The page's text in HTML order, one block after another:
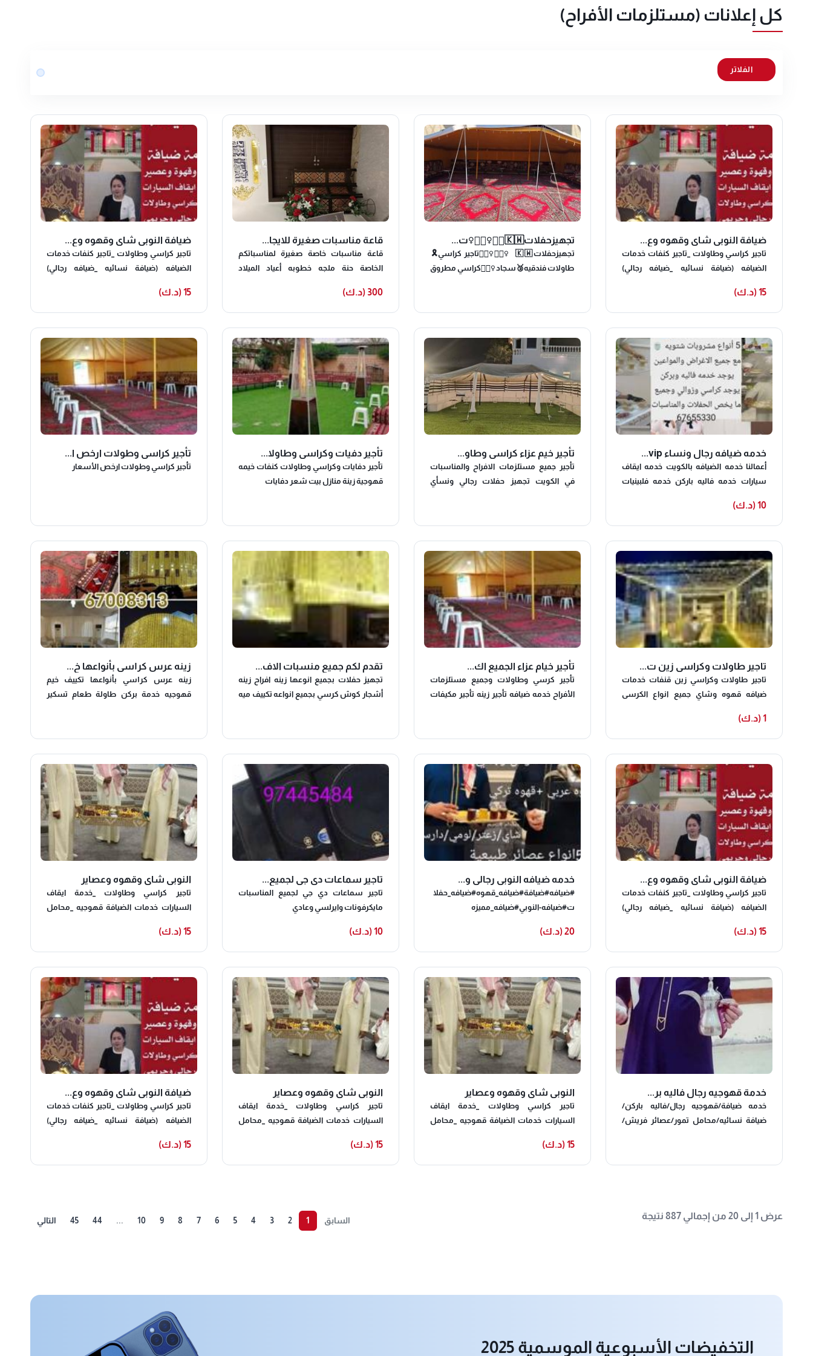
كل إعلانات (مستلزمات الأفراح)
الفلاتر
ضيافة النوبي شاي وقهوه وع...
تاجير كراسي وطاولات _تاجير كنفات خدمات
الضيافه (ضيافة نسائيه _ضيافه رجالي)
لتنفيذ طاباتكم ويشرفنا اتصالكم
15 (د.ك)
تجهيزحفلات🇰🇼🏃🏻‍♀🏃🏻‍♀ت...
تجهيزحفلات🇰🇼🏃🏻‍♀🏃🏻‍♀تاجير كراسي🎗
طاولات فندقيه🥉سجاد🚣🏽‍♀كراسي مطروق
💡زينة منازل📢دي جي نسائي ورجالي🎗
بنشات_قنف👀احدث الكوش🌹خدمة باركنج
🌹تجهيز_استقبال🌷سيتي كررر🌺جميع
مستلزمات الافراح👍🏻👍🏻👍🏻للتواصل
واتسابhttps://instagram.com/mmaehe
b_ftrh?utm_medium=copy_link
https://www.instagram.com/p/Cd3RTcf
I0dp/?igshid=MDJmNzVkMjY=
قاعة مناسبات صغيرة للايجا...
قاعة مناسبات خاصة صغيرة لمناسباتكم
الخاصة حنة ملجه خطوبه أعياد الميلاد
موتمرات اجتماعات و كثير من المناسبات
الخاصة تتسع ل ٧٠ شخص مع بوفية و ١٠٠
شخص بدون بوفيه متوفر جميع خدمات
مستلزمات الافراح و البوفية
300 (د.ك)
ضيافة النوبي شاي وقهوه وع...
تاجير كراسي وطاولات _تاجير كنفات خدمات
الضيافه (ضيافة نسائيه _ضيافه رجالي)
لتنفيذ طاباتكم ويشرفنا اتصالكم
15 (د.ك)
خدمه ضيافه رجال ونساء vip...
أعمالنا خدمه الضيافه بالكويت خدمه ايقاف
سيارات خدمه فاليه باركن خدمه فلبينيات
خدمه استقبالات رجال نساء ايجار خيام
للمناسبات خدمه قهوجيه للعزاء بالكويت
خدمه ضيافه نسائيه بالكويت شاي قهوه
عصائر محامل تمور فلبينيات اندونسيات
حبشيات النوبي للضيافه و المناسبات
10 (د.ك)
تأجير خيم عزاء كراسي وطاو...
تأجير جميع مستلزمات الافراح والمناسبات
في الكويت تجهيز حفلات رجالي ونسأي
تأجير دفيات وكراسي وطاولا...
تأجير دفايات وكراسي وطاولات كنفات خيمه
قهوجية زينة منازل بيت شعر دفايات
تأجير كراسي وطولات ارخص ا...
تأجير كراسي وطولات ارخص الأسعار
تاجير طاولات وكراسي زين ت...
تاجير طاولات وكراسي زين قنفات خدمات
ضيافه قهوه وشاي جميع انواع الكرسى
الكرسى جميع المناسبات
1 (د.ك)
تأجير خيام عزاء الجميع اك...
تأجير كرسي وطاولات وجميع مستلزمات
الأفراح خدمه ضيافه تأجير زينه تأجير مكيفات
تقدم لكم جميع منسبات الاف...
تجهيز حفلات بجميع انوعها زينه افراح زينه
أشجار كوش كرسي بجميع انواعه تكييف ميه
زينه عرس كر١سي بأنواعها خ...
زينه عرس كر١سي بأنواعها تكييف خيم
قهوجيه خدمة بركن طاولة طعام تسكير
ضيافة النوبي شاي وقهوه وع...
تاجير كراسي وطاولات _تاجير كنفات خدمات
الضيافه (ضيافة نسائيه _ضيافه رجالي)
لتنفيذ طاباتكم ويشرفنا اتصالكم
15 (د.ك)
خدمه ضيافه النوبي رجالي و...
‏‎#ضيافه#ضيافة#ضيافه_قهوه#ضيافه_حفلا
ت#ضيافه-النوبي#ضيافه_مميزه
_فلبينيات#مستلزمات_الافراح#الكويت#خدم
ه_فاليه#حفلات_استقبال#اعراس_الكويت#
ضيافه_شاي#قهوجيه_ملكه_زواج_حلويات#
حفلات _الكوي#خدمه_ضيافه
20 (د.ك)
تاجير سماعات دي جي لجميع...
تاجير سماعات دي جي لجميع المناسبات
مايكرفونات وايرلسي وعادي
10 (د.ك)
النوبي شاي وقهوه وعصاير
تاجير كراسي وطاولات _خدمة ايقاف
السيارات خدمات الضيافة قهوجيه _محامل
جي _مكيفات _دفايات جميع انواع التساكير
،،يشرفنا اتصالكم
15 (د.ك)
خدمة قهوجيه رجال فاليه بر...
خدمه ضيافة/قهوجيه رجال/فاليه باركن/
ضيافة نسائيه/محامل تمور/عصائر فريش/
النوبي شاي وقهوه وعصاير
تاجير كراسي وطاولات _خدمة ايقاف
السيارات خدمات الضيافة قهوجيه _محامل
جي _مكيفات _دفايات جميع انواع التساكير
،،يشرفنا اتصالكم
15 (د.ك)
النوبي شاي وقهوه وعصاير
تاجير كراسي وطاولات _خدمة ايقاف
السيارات خدمات الضيافة قهوجيه _محامل
جي _مكيفات _دفايات جميع انواع التساكير
،،يشرفنا اتصالكم
15 (د.ك)
ضيافة النوبي شاي وقهوه وع...
تاجير كراسي وطاولات _تاجير كنفات خدمات
الضيافه (ضيافة نسائيه _ضيافه رجالي)
لتنفيذ طاباتكم ويشرفنا اتصالكم
15 (د.ك)
عرض 1 إلى 20 من إجمالي 887 نتيجة السابق 1
2
3
4
5
6
7
8
9
10
...
44
45 التالي
التخفيضات الأسبوعية الموسمية 2025